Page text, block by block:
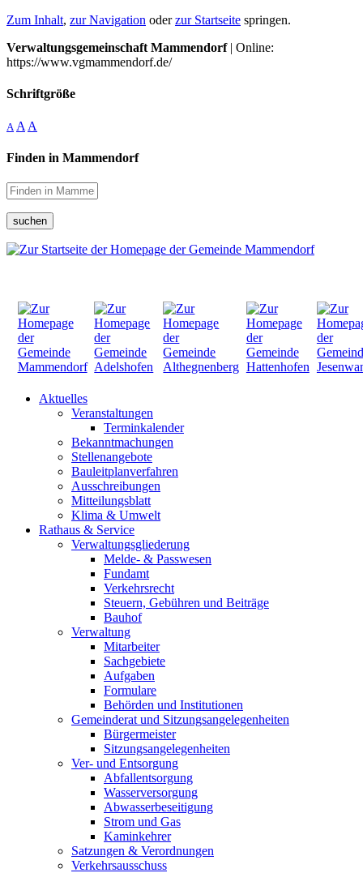
Zum Inhalt, zur Navigation oderzur Startseite springen.
Verwaltungsgemeinschaft Mammendorf| Online:
https://www.vgmammendorf.de/
Schriftgröße
A A A
Finden in Mammendorf
suchen
Aktuelles
Veranstaltungen
Terminkalender
Bekanntmachungen
Stellenangebote
Bauleitplanverfahren
Ausschreibungen
Mitteilungsblatt
Klima & Umwelt
Rathaus & Service
Verwaltungsgliederung
Melde- & Passwesen
Fundamt
Verkehrsrecht
Steuern, Gebühren und Beiträge
Bauhof
Verwaltung
Mitarbeiter
Sachgebiete
Aufgaben
Formulare
Behörden und Institutionen
Gemeinderat und Sitzungsangelegenheiten
Bürgermeister
Sitzungsangelegenheiten
Ver- und Entsorgung
Abfallentsorgung
Wasserversorgung
Abwasserbeseitigung
Strom und Gas
Kaminkehrer
Satzungen & Verordnungen
Verkehrsausschuss